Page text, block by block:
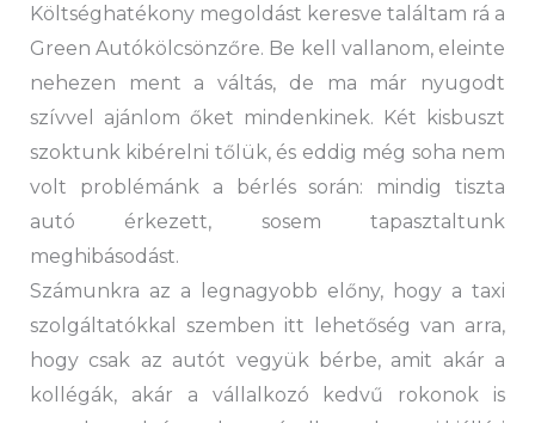
Költséghatékony megoldást keresve találtam rá a
Green Autókölcsönzőre. Be kell vallanom, eleinte
nehezen ment a váltás, de ma már nyugodt
szívvel ajánlom őket mindenkinek. Két kisbuszt
szoktunk kibérelni tőlük, és eddig még soha nem
volt problémánk a bérlés során: mindig tiszta
autó érkezett, sosem tapasztaltunk
meghibásodást.
Számunkra az a legnagyobb előny, hogy a taxi
szolgáltatókkal szemben itt lehetőség van arra,
hogy csak az autót vegyük bérbe, amit akár a
kollégák, akár a vállalkozó kedvű rokonok is